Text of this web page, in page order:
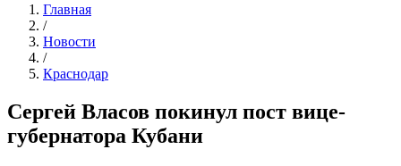
Главная
/
Новости
/
Краснодар
Сергей Власов покинул пост вице-
губернатора Кубани